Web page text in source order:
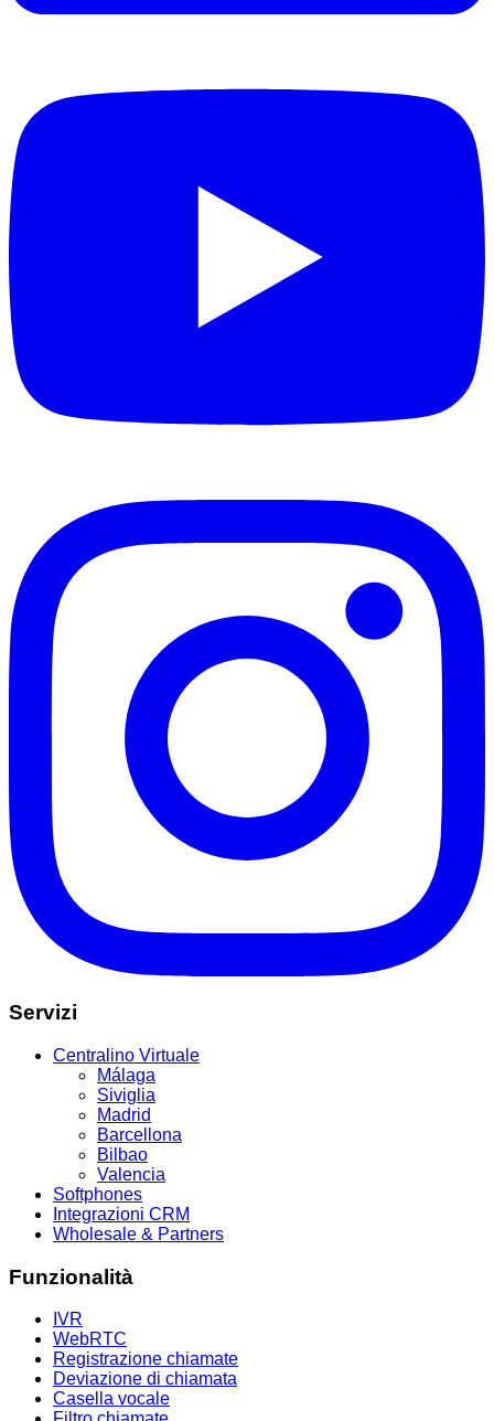
Servizi
Centralino Virtuale
Málaga
Siviglia
Madrid
Barcellona
Bilbao
Valencia
Softphones
Integrazioni CRM
Wholesale & Partners
Funzionalità
IVR
WebRTC
Registrazione chiamate
Deviazione di chiamata
Casella vocale